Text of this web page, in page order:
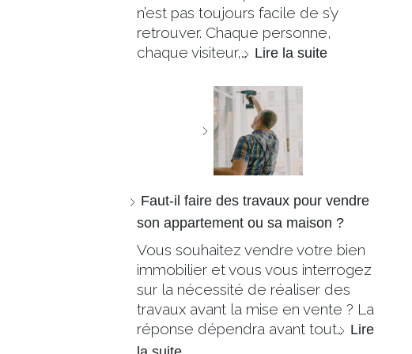
n’est pas toujours facile de s’y
retrouver. Chaque personne,
chaque visiteur,… Lire la suite
Faut-il faire des travaux pour vendre
son appartement ou sa maison ?
Vous souhaitez vendre votre bien
immobilier et vous vous interrogez
sur la nécessité de réaliser des
travaux avant la mise en vente ? La
réponse dépendra avant tout… Lire